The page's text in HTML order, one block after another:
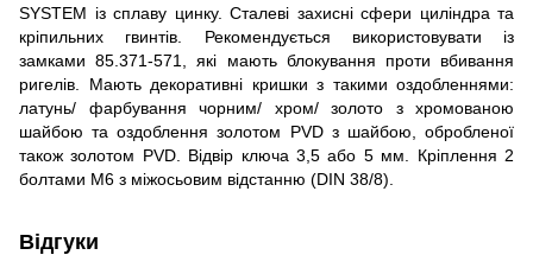
SYSTEM із сплаву цинку. Сталеві захисні сфери циліндра та
кріпильних гвинтів. Рекомендується використовувати із
замками 85.371-571, які мають блокування проти вбивання
ригелів. Мають декоративні кришки з такими оздобленнями:
латунь/ фарбування чорним/ хром/ золото з хромованою
шайбою та оздоблення золотом PVD з шайбою, обробленої
також золотом PVD. Відвір ключа 3,5 або 5 мм. Кріплення 2
болтами М6 з міжосьовим відстанню (DIN 38/8).
Відгуки